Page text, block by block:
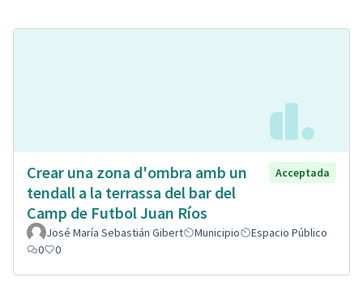
Crear una zona d'ombra amb un
tendall a la terrassa del bar del
Camp de Futbol Juan Ríos
Acceptada
José María Sebastián Gibert Municipio
Espacio Público
0
0